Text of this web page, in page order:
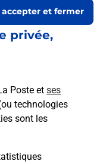
privée,
Poste et ses
technologies
sont les
accepter et fermer